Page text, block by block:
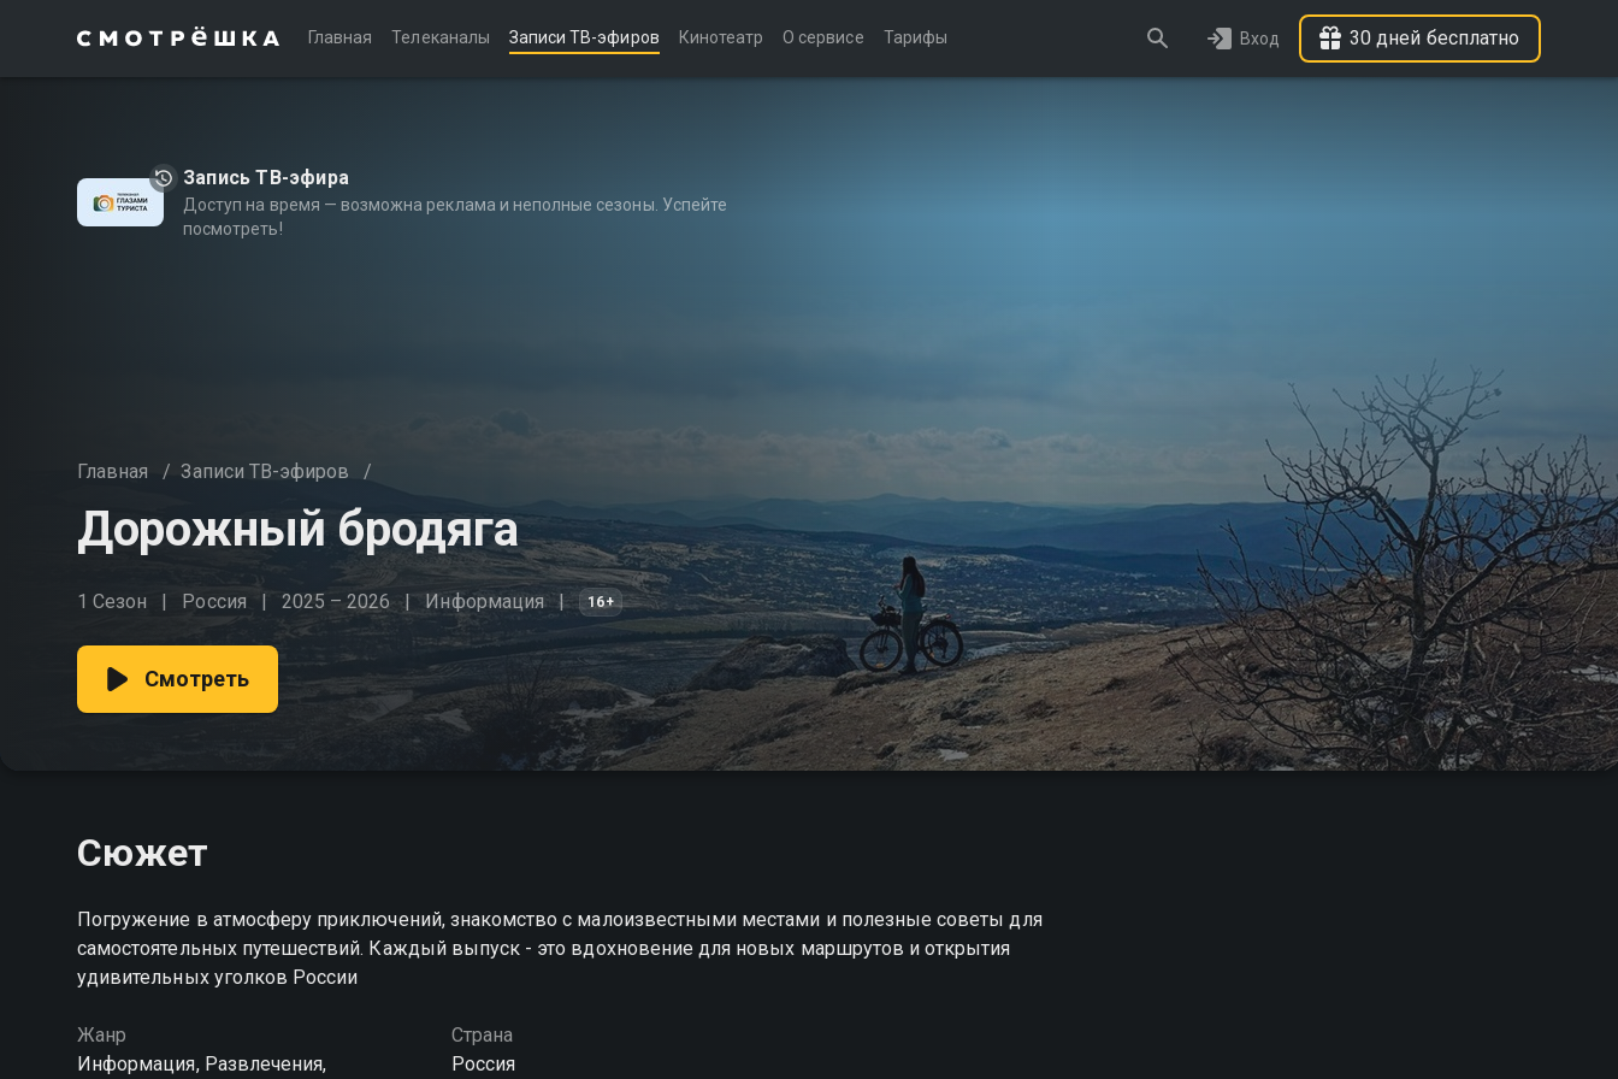
Главная Телеканалы Записи ТВ-эфиров Кинотеатр О сервисе Тарифы Вход 30 дней бесплатно
Запись ТВ-эфира
Доступ на время — возможна реклама и неполные сезоны. Успейте
посмотреть!
Главная / Записи ТВ-эфиров /
Дорожный бродяга
1 Сезон Россия 2025 – 2026 Информация 16+
Смотреть
Сюжет
Погружение в атмосферу приключений, знакомство с малоизвестными местами и полезные советы для
самостоятельных путешествий. Каждый выпуск - это вдохновение для новых маршрутов и открытия
удивительных уголков России
Жанр
Информация, Развлечения,
Страна
Россия